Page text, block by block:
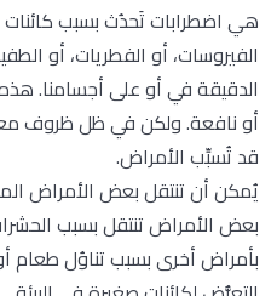
هي اضطرابات تَحدُث بسبب كائنات
الفيروسات، أو الفطريات، أو
الدقيقة في أو على أجسامنا.
أو نافعة. ولكن في ظل ظروف
قد تُسبِّب الأمراض.
يُمكن أن تنتقل بعض الأمراض
بعض الأمراض تنتقل بسبب
بأمراض أخرى بسبب تناوُل طعام